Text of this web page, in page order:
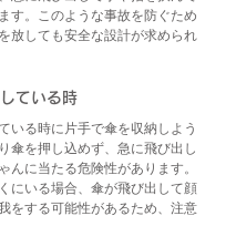
す。このような事故を防ぐため
放しても安全な設計が求められ
ている時
いる時に片手で傘を収納しよう
傘を押し込めず、急に飛び出し
んに当たる危険性があります。
にいる場合、傘が飛び出して顔
をする可能性があるため、注意